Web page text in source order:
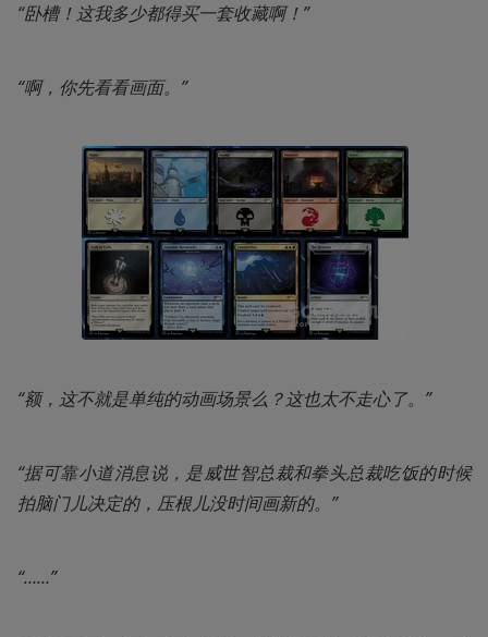
“卧槽！这我多少都得买一套收藏啊！”
“啊，你先看看画面。”
“额，这不就是单纯的动画场景么？这也太不走心了。”
“据可靠小道消息说，是威世智总裁和拳头总裁吃饭的时候
拍脑门儿决定的，压根儿没时间画新的。”
“……”